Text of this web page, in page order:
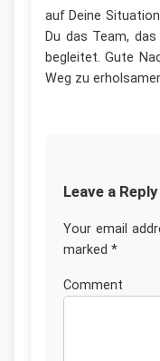
auf Deine
Du das Team,
begleitet. Gute
Weg zu
Leave a Reply
Your email
marked *